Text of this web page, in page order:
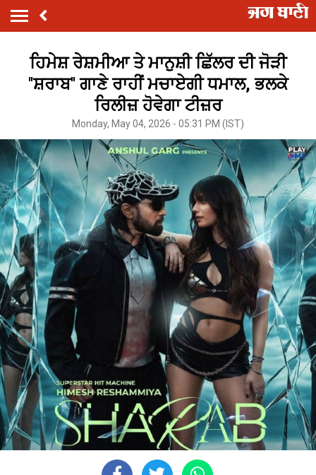
ਹਿਮੇਸ਼ ਰੇਸ਼ਮੀਆ ਤੇ ਮਾਨੁਸ਼ੀ ਛਿੱਲਰ ਦੀ ਜੋੜੀ
''ਸ਼ਰਾਬ'' ਗਾਣੇ ਰਾਹੀਂ ਮਚਾਏਗੀ ਧਮਾਲ, ਭਲਕੇ
ਰਿਲੀਜ਼ ਹੋਵੇਗਾ ਟੀਜ਼ਰ
Monday, May 04, 2026 - 05:31 PM (IST)